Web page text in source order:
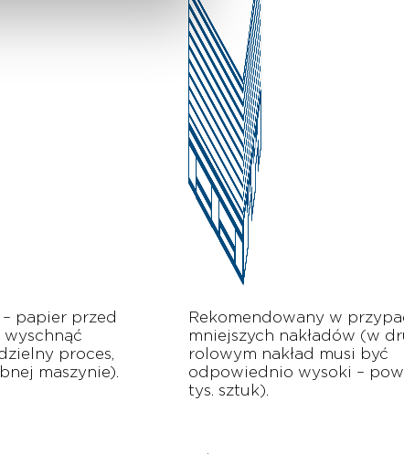
papier przed
proces,
maszynie).
Rekomendowany w
mniejszych nakładów (w
rolowym nakład musi być
odpowiednio wysoki –
tys. sztuk).